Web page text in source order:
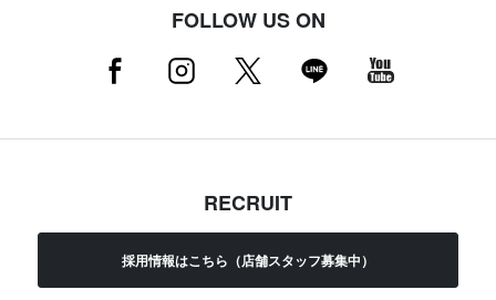
FOLLOW US ON
RECRUIT
採用情報はこちら（店舗スタッフ募集中）